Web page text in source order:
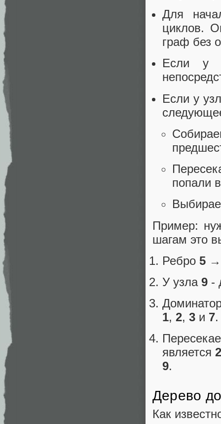
Для
циклов.
граф без
Если у
Если у
попали
Пример:
шагам это
Ребро 5 →
У узла 9 -
1, 2, 3 и 7.
является 2
9.
Дерево
Как